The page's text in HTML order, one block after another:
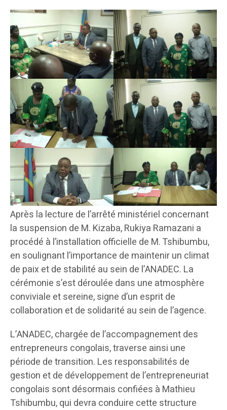
Après la lecture de l’arrêté ministériel concernant
la suspension de M. Kizaba, Rukiya Ramazani a
procédé à l’installation officielle de M. Tshibumbu,
en soulignant l’importance de maintenir un climat
de paix et de stabilité au sein de l’ANADEC. La
cérémonie s’est déroulée dans une atmosphère
conviviale et sereine, signe d’un esprit de
collaboration et de solidarité au sein de l’agence.
L’ANADEC, chargée de l’accompagnement des
entrepreneurs congolais, traverse ainsi une
période de transition. Les responsabilités de
gestion et de développement de l’entrepreneuriat
congolais sont désormais confiées à Mathieu
Tshibumbu, qui devra conduire cette structure